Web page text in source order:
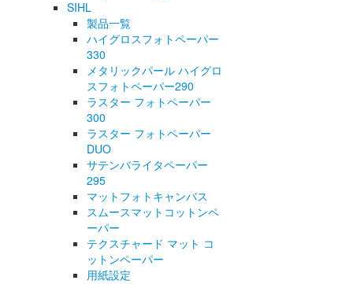
SIHL
製品一覧
ハイグロスフォトペーパー
330
メタリックパール ハイグロ
スフォトペーパー290
ラスター フォトペーパー
300
ラスター フォトペーパー
DUO
サテンバライタペーパー
295
マットフォトキャンバス
スムースマットコットンペ
ーパー
テクスチャード マット コ
ットンペーパー
用紙設定